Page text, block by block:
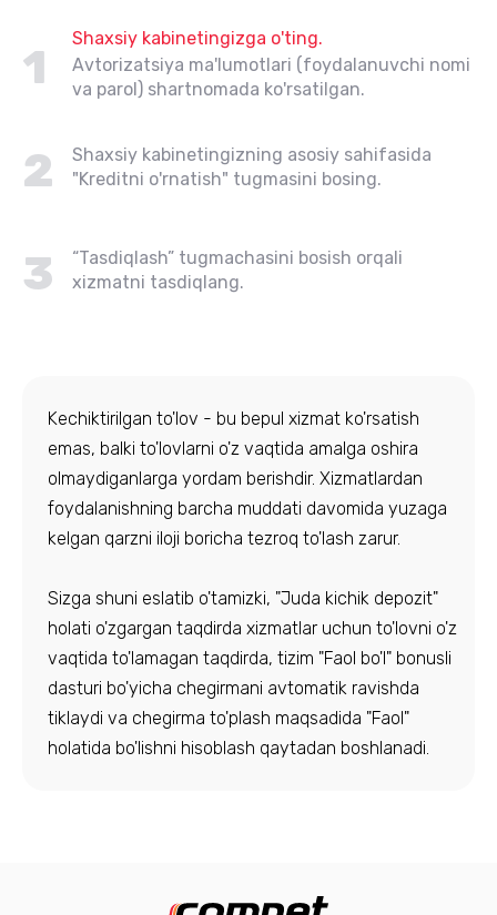
1
Shaxsiy kabinetingizga o'ting.
Avtorizatsiya ma'lumotlari (foydalanuvchi nomi
va parol) shartnomada ko'rsatilgan.
2
Shaxsiy kabinetingizning asosiy sahifasida
"Kreditni o'rnatish" tugmasini bosing.
3
“Tasdiqlash” tugmachasini bosish orqali
xizmatni tasdiqlang.
Kechiktirilgan to'lov - bu bepul xizmat ko'rsatish
emas, balki to'lovlarni o'z vaqtida amalga oshira
olmaydiganlarga yordam berishdir. Xizmatlardan
foydalanishning barcha muddati davomida yuzaga
kelgan qarzni iloji boricha tezroq to'lash zarur.
Sizga shuni eslatib o'tamizki, "Juda kichik depozit"
holati o'zgargan taqdirda xizmatlar uchun to'lovni o'z
vaqtida to'lamagan taqdirda, tizim "Faol bo'l" bonusli
dasturi bo'yicha chegirmani avtomatik ravishda
tiklaydi va chegirma to'plash maqsadida "Faol"
holatida bo'lishni hisoblash qaytadan boshlanadi.